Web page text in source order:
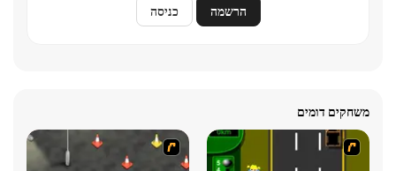
הרשמה כניסה
משחקים דומים